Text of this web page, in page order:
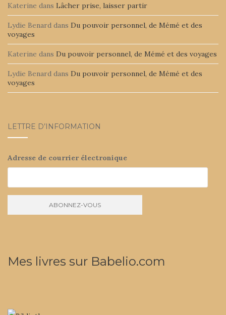
Katerine dans Lâcher prise, laisser partir
Lydie Benard dans Du pouvoir personnel, de Mémé et des
voyages
Katerine dans Du pouvoir personnel, de Mémé et des voyages
Lydie Benard dans Du pouvoir personnel, de Mémé et des
voyages
LETTRE D’INFORMATION
Adresse de courrier électronique
Mes livres sur Babelio.com